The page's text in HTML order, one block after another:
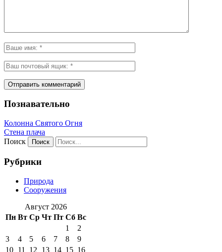
Познавательно
Колонна Святого Огня
Стена плача
Поиск
Рубрики
Природа
Сооружения
Август 2026
Пн Вт Ср Чт Пт Сб Вс
1
2
3
4 5 6 7 8
9
10 11 12 13 14 15 16